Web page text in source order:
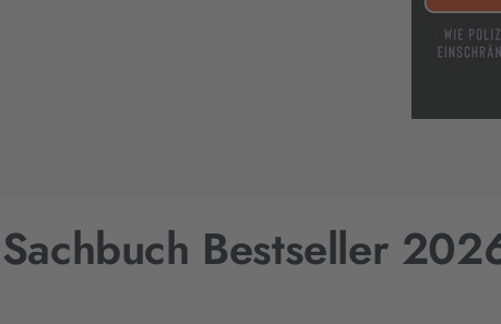
Sachbuch Bestseller